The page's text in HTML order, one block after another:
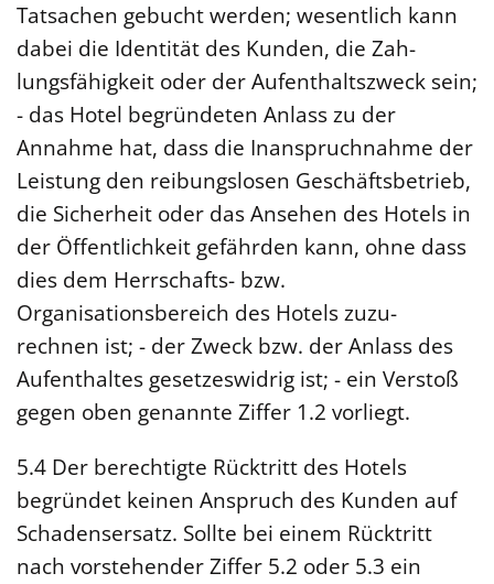
Tatsachen gebucht werden; wesentlich kann
dabei die Identität des Kunden, die Zah-
lungsfähigkeit oder der Aufenthaltszweck sein;
- das Hotel begründeten Anlass zu der
Annahme hat, dass die Inanspruchnahme der
Leistung den reibungslosen Geschäftsbetrieb,
die Sicherheit oder das Ansehen des Hotels in
der Öffentlichkeit gefährden kann, ohne dass
dies dem Herrschafts- bzw.
Organisationsbereich des Hotels zuzu-
rechnen ist; - der Zweck bzw. der Anlass des
Aufenthaltes gesetzeswidrig ist; - ein Verstoß
gegen oben genannte Ziffer 1.2 vorliegt.
5.4 Der berechtigte Rücktritt des Hotels
begründet keinen Anspruch des Kunden auf
Schadensersatz. Sollte bei einem Rücktritt
nach vorstehender Ziffer 5.2 oder 5.3 ein